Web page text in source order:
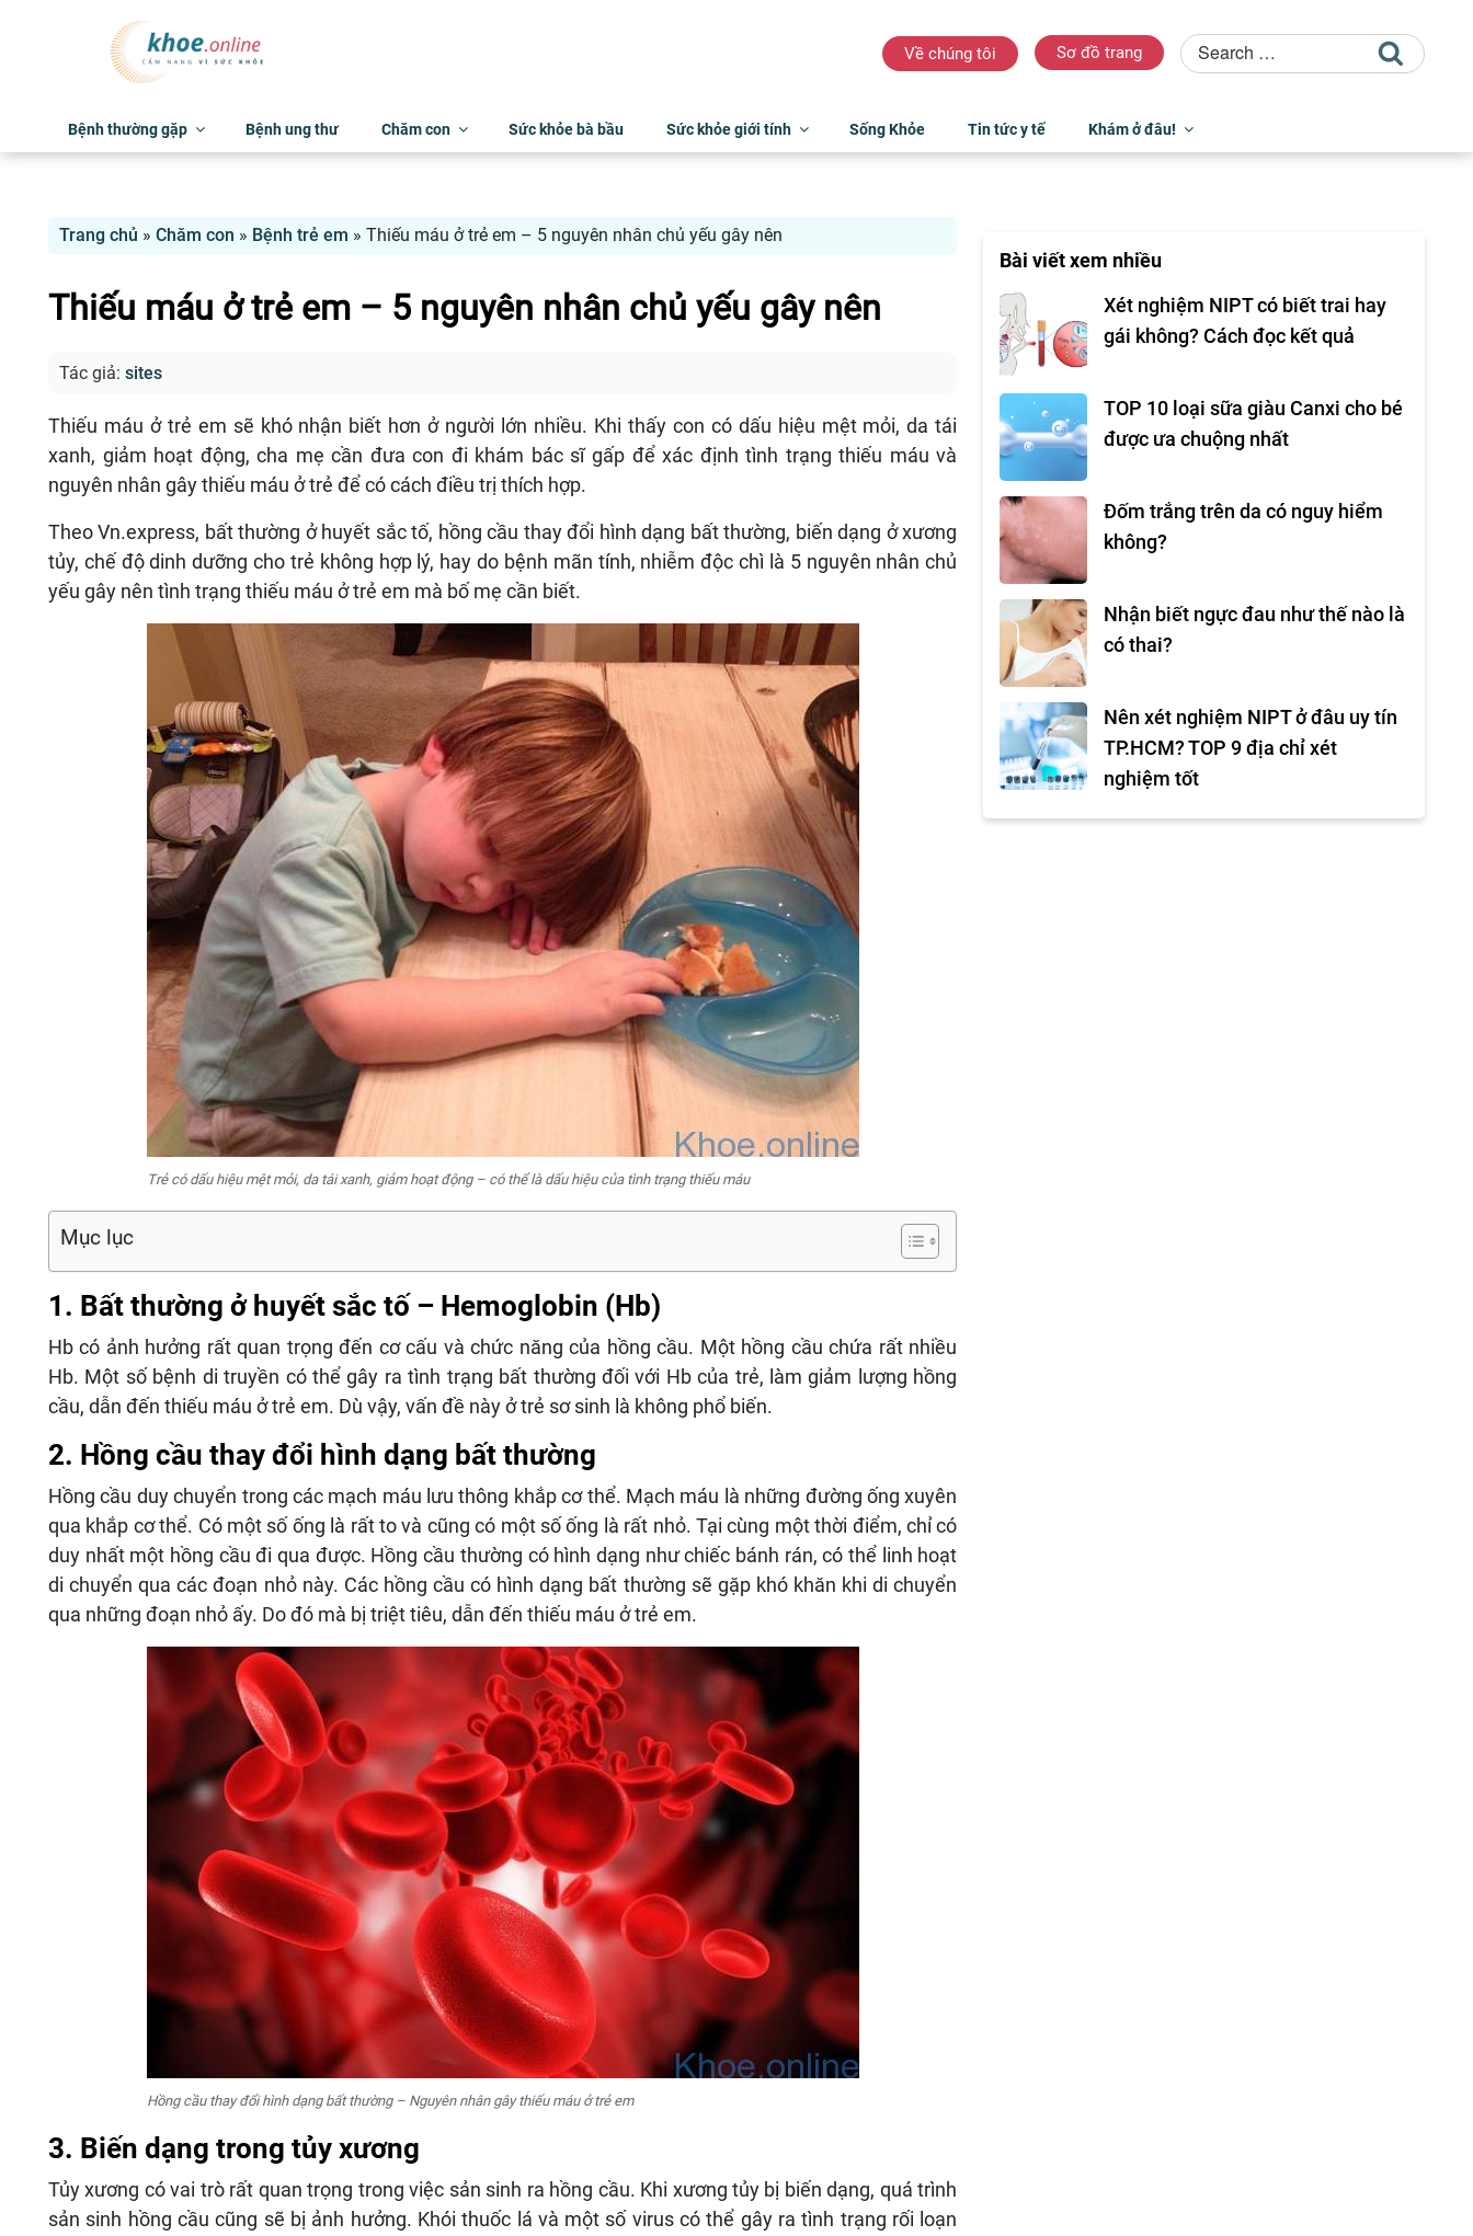
Về chúng tôi Sơ đồ trang
Bệnh thường gặp Bệnh ung thư Chăm con Sức khỏe bà bầu Sức khỏe giới tính Sống Khỏe Tin tức y tế Khám ở đâu!
Trang chủ » Chăm con » Bệnh trẻ em » Thiếu máu ở trẻ em – 5 nguyên nhân chủ yếu gây nên
Thiếu máu ở trẻ em – 5 nguyên nhân chủ yếu gây nên
Tác giả: sites
Thiếu máu ở trẻ em sẽ khó nhận biết hơn ở người lớn nhiều. Khi thấy con có dấu hiệu mệt mỏi, da tái
xanh, giảm hoạt động, cha mẹ cần đưa con đi khám bác sĩ gấp để xác định tình trạng thiếu máu và
nguyên nhân gây thiếu máu ở trẻ để có cách điều trị thích hợp.
Theo Vn.express, bất thường ở huyết sắc tố, hồng cầu thay đổi hình dạng bất thường, biến dạng ở xương
tủy, chế độ dinh dưỡng cho trẻ không hợp lý, hay do bệnh mãn tính, nhiễm độc chì là 5 nguyên nhân chủ
yếu gây nên tình trạng thiếu máu ở trẻ em mà bố mẹ cần biết.
Trẻ có dấu hiệu mệt mỏi, da tái xanh, giảm hoạt động – có thể là dấu hiệu của tình trạng thiếu máu
Mục lục
1. Bất thường ở huyết sắc tố – Hemoglobin (Hb)
Hb có ảnh hưởng rất quan trọng đến cơ cấu và chức năng của hồng cầu. Một hồng cầu chứa rất nhiều
Hb. Một số bệnh di truyền có thể gây ra tình trạng bất thường đối với Hb của trẻ, làm giảm lượng hồng
cầu, dẫn đến thiếu máu ở trẻ em. Dù vậy, vấn đề này ở trẻ sơ sinh là không phổ biến.
2. Hồng cầu thay đổi hình dạng bất thường
Hồng cầu duy chuyển trong các mạch máu lưu thông khắp cơ thể. Mạch máu là những đường ống xuyên
qua khắp cơ thể. Có một số ống là rất to và cũng có một số ống là rất nhỏ. Tại cùng một thời điểm, chỉ có
duy nhất một hồng cầu đi qua được. Hồng cầu thường có hình dạng như chiếc bánh rán, có thể linh hoạt
di chuyển qua các đoạn nhỏ này. Các hồng cầu có hình dạng bất thường sẽ gặp khó khăn khi di chuyển
qua những đoạn nhỏ ấy. Do đó mà bị triệt tiêu, dẫn đến thiếu máu ở trẻ em.
Hồng cầu thay đổi hình dạng bất thường – Nguyên nhân gây thiếu máu ở trẻ em
3. Biến dạng trong tủy xương
Tủy xương có vai trò rất quan trọng trong việc sản sinh ra hồng cầu. Khi xương tủy bị biến dạng, quá trình
sản sinh hồng cầu cũng sẽ bị ảnh hưởng. Khói thuốc lá và một số virus có thể gây ra tình trạng rối loạn
Bài viết xem nhiều
Xét nghiệm NIPT có biết trai hay
gái không? Cách đọc kết quả
TOP 10 loại sữa giàu Canxi cho bé
được ưa chuộng nhất
Đốm trắng trên da có nguy hiểm
không?
Nhận biết ngực đau như thế nào là
có thai?
Nên xét nghiệm NIPT ở đâu uy tín
TP.HCM? TOP 9 địa chỉ xét
nghiệm tốt